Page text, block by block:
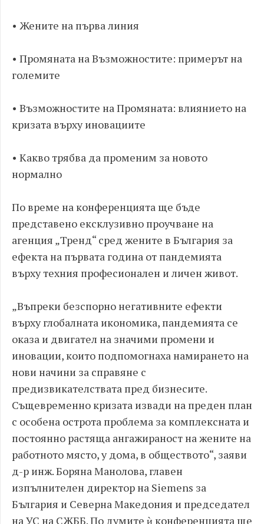
• Жените на първа линия
• Промяната на Възможностите: примерът на
големите
• Възможностите на Промяната: влиянието на
кризата върху иновациите
• Какво трябва да променим за новото
нормално
По време на конференцията ще бъде
представено ексклузивно проучване на
агенция „Тренд“ сред жените в България за
ефекта на първата година от пандемията
върху техния професионален и личен живот.
„Въпреки безспорно негативните ефекти
върху глобалната икономика, пандемията се
оказа и двигател на значими промени и
иновации, които подпомогнаха намирането на
нови начини за справяне с
предизвикателствата пред бизнесите.
Същевременно кризата извади на преден план
с особена острота проблема за комплексната и
постоянно растяща ангажираност на жените на
работното място, у дома, в обществото“, заяви
д-р инж. Боряна Манолова, главен
изпълнителен директор на Siemens за
България и Северна Македония и председател
на УС на СЖББ. По думите ѝ конференцията ще